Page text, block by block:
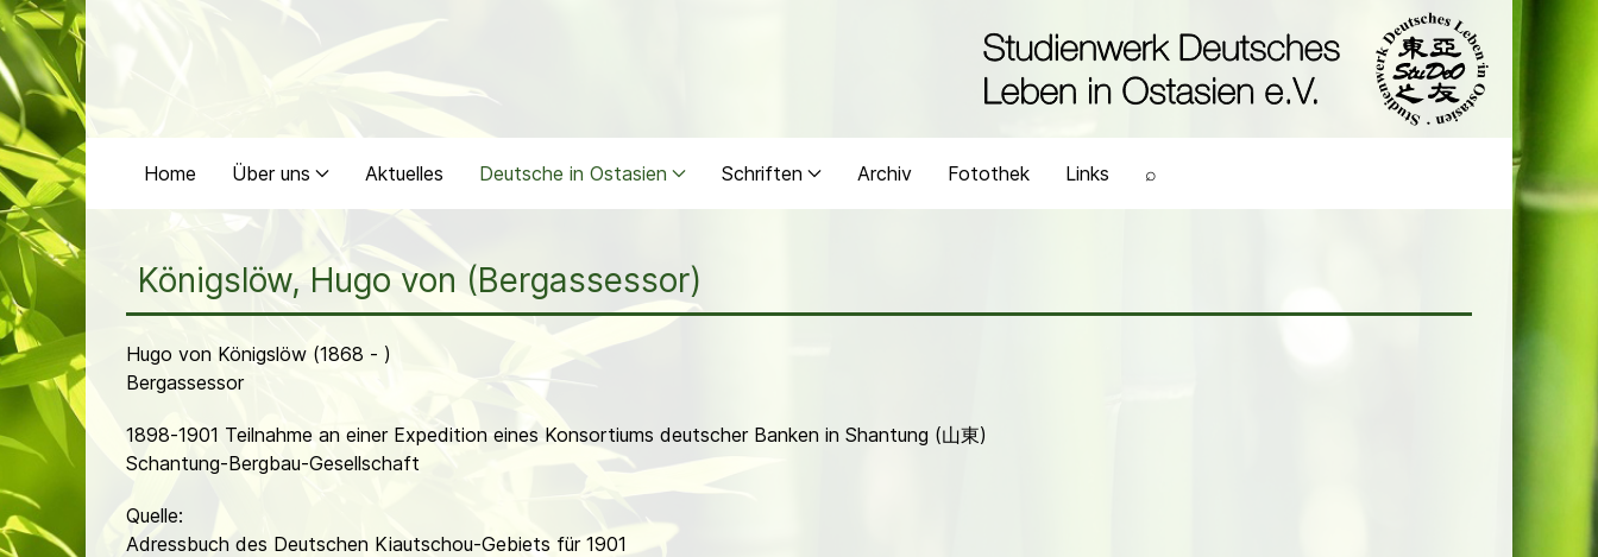
Home Über uns Aktuelles Deutsche in Ostasien Schriften Archiv Fotothek Links ⌕
Königslöw, Hugo von (Bergassessor)
Hugo von Königslöw (1868 - )
Bergassessor
1898-1901 Teilnahme an einer Expedition eines Konsortiums deutscher Banken in Shantung (山東)
Schantung-Bergbau-Gesellschaft
Quelle:
Adressbuch des Deutschen Kiautschou-Gebiets für 1901